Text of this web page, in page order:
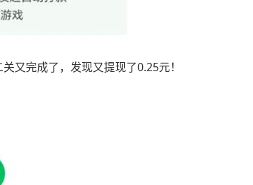
又完成了，发现又提现了0.25元！